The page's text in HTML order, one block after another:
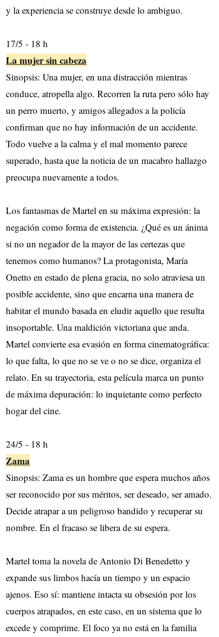
y la experiencia se construye desde lo ambiguo.
17/5 - 18 h
La mujer sin cabeza
Sinopsis: Una mujer, en una distracción mientras
conduce, atropella algo. Recorren la ruta pero sólo hay
un perro muerto, y amigos allegados a la policía
confirman que no hay información de un accidente.
Todo vuelve a la calma y el mal momento parece
superado, hasta que la noticia de un macabro hallazgo
preocupa nuevamente a todos.
Los fantasmas de Martel en su máxima expresión: la
negación como forma de existencia. ¿Qué es un ánima
si no un negador de la mayor de las certezas que
tenemos como humanos? La protagonista, María
Onetto en estado de plena gracia, no solo atraviesa un
posible accidente, sino que encarna una manera de
habitar el mundo basada en eludir aquello que resulta
insoportable. Una maldición victoriana que anda.
Martel convierte esa evasión en forma cinematográfica:
lo que falta, lo que no se ve o no se dice, organiza el
relato. En su trayectoria, esta película marca un punto
de máxima depuración: lo inquietante como perfecto
hogar del cine.
24/5 - 18 h
Zama
Sinopsis: Zama es un hombre que espera muchos años
ser reconocido por sus méritos, ser deseado, ser amado.
Decide atrapar a un peligroso bandido y recuperar su
nombre. En el fracaso se libera de su espera.
Martel toma la novela de Antonio Di Benedetto y
expande sus limbos hacía un tiempo y un espacio
ajenos. Eso sí: mantiene intacta su obsesión por los
cuerpos atrapados, en este caso, en un sistema que lo
excede y comprime. El foco ya no está en la familia